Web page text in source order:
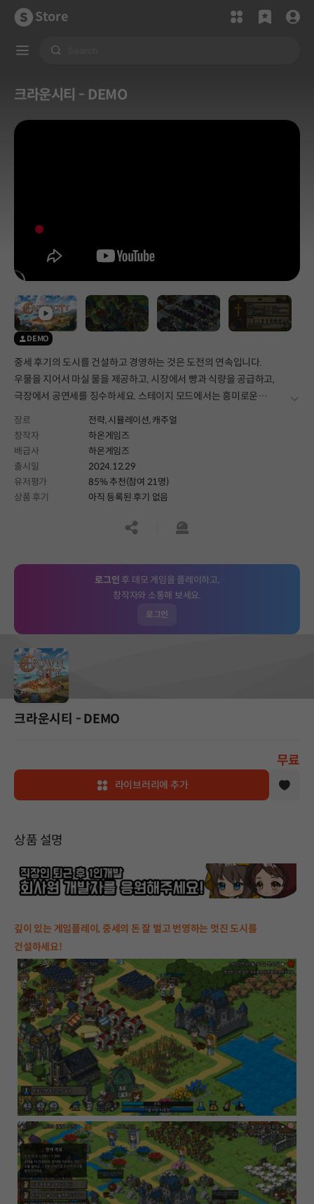
Store
크라운시티 - DEMO
DEMO
중세 후기의 도시를 건설하고 경영하는 것은 도전의 연속입니다.
우물을 지어서 마실 물을 제공하고, 시장에서 빵과 식량을 공급하고,
극장에서 공연세를 징수하세요. 스테이지 모드에서는 흥미로운
전략적으로 새로운 경험으로 채울 수 있습니다.
더보
장르 전략,시뮬레이션,캐주얼
창작자
하온게임즈
배급사
하온게임즈
출시일
2024.12.29
유저평가
85% 추천(참여 21명)
상품 후기
아직 등록된 후기 없음
공유하기신고하기
로그인 후 데모 게임을 플레이하고,
창작자와 소통해 보세요.
로그인
크라운시티 - DEMO
무료
라이브러리에 추가
상품 설명
깊이 있는 게임플레이, 중세의 돈 잘 벌고 번영하는 멋진 도시를
건설하세요!